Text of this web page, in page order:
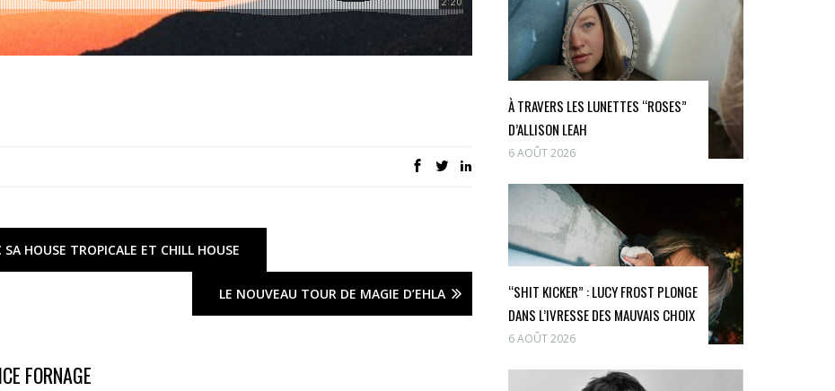
HOUSE TROPICALE ET CHILL HOUSE
LE NOUVEAU TOUR DE MAGIE D’EHLA
FORNAGE
À TRAVERS LES LUNETTES “ROSES”
D’ALLISON LEAH
6 AOÛT 2026
“SHIT KICKER” : LUCY FROST PLONGE
DANS L’IVRESSE DES MAUVAIS CHOIX
6 AOÛT 2026